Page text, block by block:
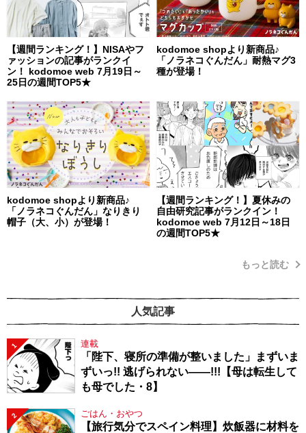
【週間ランキング！】NISAやフ
ァッションの記事がランクイ
ン！ kodomoe web 7月19日～
25日の週間TOP5★
kodomoe shopより新商品♪
「ノラネコぐんだん」耐熱マグ3
種が登場！
kodomoe shopより新商品♪
「ノラネコぐんだん」なりきり
帽子（大、小）が登場！
【週間ランキング！】夏休みの
自由研究記事がランクイン！
kodomoe web 7月12日～18日
の週間TOP5★
もっと読む
人気記事
1 連載
「陛下、寝所の準備が整いました」まずいま
ずいっ!! 逃げられない――!!!【母は転生して
も母でした・8】
2 ごはん・おやつ
【旅行気分でスペイン料理】炊飯器に材料を